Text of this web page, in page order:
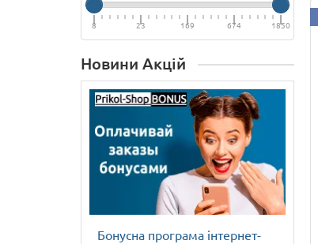
8 23 169 674 1850
Новини Акцій
Бонусна програма інтернет-